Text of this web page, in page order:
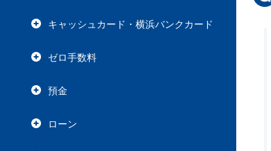
キャッシュカード・横浜バンクカード
ゼロ手数料
預金
ローン